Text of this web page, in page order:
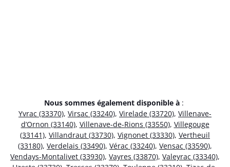
Nous sommes également disponible à :
Yvrac (33370), Virsac (33240), Virelade (33720), Villenave-
d’Ornon (33140), Villenave-de-Rions (33550), Villegouge
(33141), Villandraut (33730), Vignonet (33330), Vertheuil
(33180), Verdelais (33490), Vérac (33240), Vensac (33590),
Vendays-Montalivet (33930), Vayres (33870), Valeyrac (33340),